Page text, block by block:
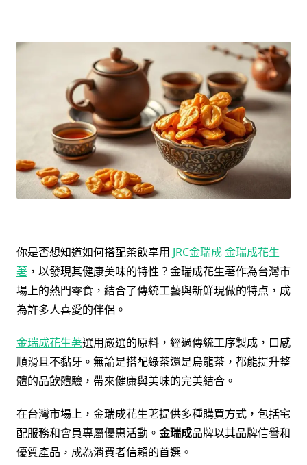
你是否想知道如何搭配茶飲享用 JRC金瑞成 金瑞成花生
荖 ，以發現其健康美味的特性？金瑞成花生荖作為台灣市
場上的熱門零食，結合了傳統工藝與新鮮現做的特点，成
為許多人喜愛的伴侶。
金瑞成花生荖選用嚴選的原料，經過傳統工序製成，口感
順滑且不黏牙。無論是搭配綠茶還是烏龍茶，都能提升整
體的品飲體驗，帶來健康與美味的完美結合。
在台灣市場上，金瑞成花生荖提供多種購買方式，包括宅
配服務和會員專屬優惠活動。 金瑞成品牌以其品牌信譽和
優質產品，成為消費者信賴的首選。